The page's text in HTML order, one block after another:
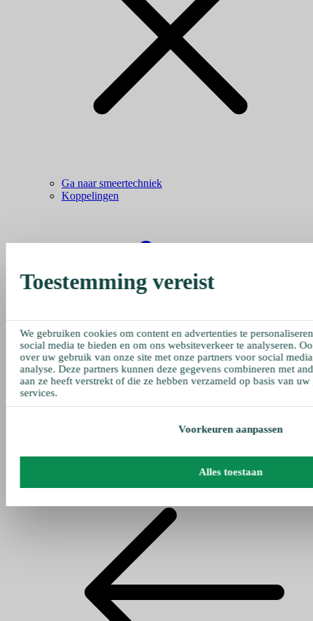
Ga naar smeertechniek
Koppelingen
Toestemming vereist
We gebruiken cookies om content en advertenties te
social media te bieden en om ons websiteverkeer te analyseren.
over uw gebruik van onze site met onze partners voor social
analyse. Deze partners kunnen deze gegevens combineren met
aan ze heeft verstrekt of die ze hebben verzameld op basis van
services.
Voorkeuren aanpassen
Alles toestaan